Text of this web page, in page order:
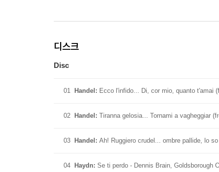
디스크
Disc
01 Handel: Ecco l'infido... Di, cor mio, quanto t'amai
02 Handel: Tiranna gelosia... Tornami a vagheggiar
03 Handel: Ah! Ruggiero crudel... ombre pallide, lo
04 Haydn: Se ti perdo - Dennis Brain, Goldsborough